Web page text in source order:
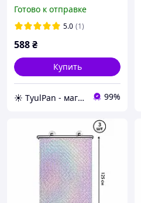
Готово к отправке
5.0 (1)
588₴
Купить
☀️ TyulPan - магазин готовых ролетов день-ночь 99%